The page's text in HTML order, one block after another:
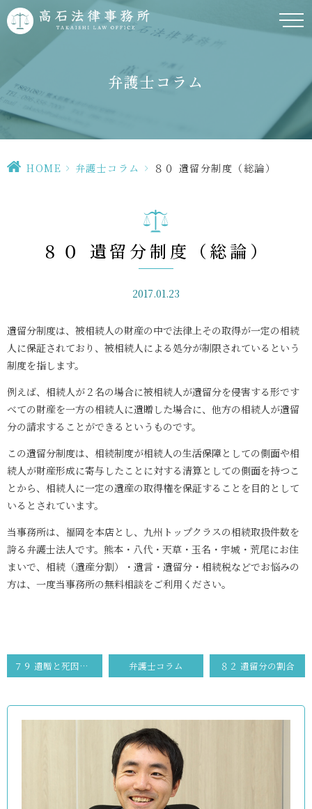
弁護士コラム
HOME > 弁護士コラム > ８０ 遺留分制度（総論）
８０ 遺留分制度（総論）
2017.01.23
遺留分制度は、被相続人の財産の中で法律上その取得が一定の相続
人に保証されており、被相続人による処分が制限されているという
制度を指します。
例えば、相続人が２名の場合に被相続人が遺留分を侵害する形です
べての財産を一方の相続人に遺贈した場合に、他方の相続人が遺留
分の請求することができるというものです。
この遺留分制度は、相続制度が相続人の生活保障としての側面や相
続人が財産形成に寄与したことに対する清算としての側面を持つこ
とから、相続人に一定の遺産の取得権を保証することを目的として
いるとされています。
当事務所は、福岡を本店とし、九州トップクラスの相続取扱件数を
誇る弁護士法人です。熊本・八代・天草・玉名・宇城・荒尾にお住
まいで、相続（遺産分割）・遺言・遺留分・相続税などでお悩みの
方は、一度当事務所の無料相談をご利用ください。
７９ 遺贈と死因贈与 弁護士コラム ８２ 遺留分の割合